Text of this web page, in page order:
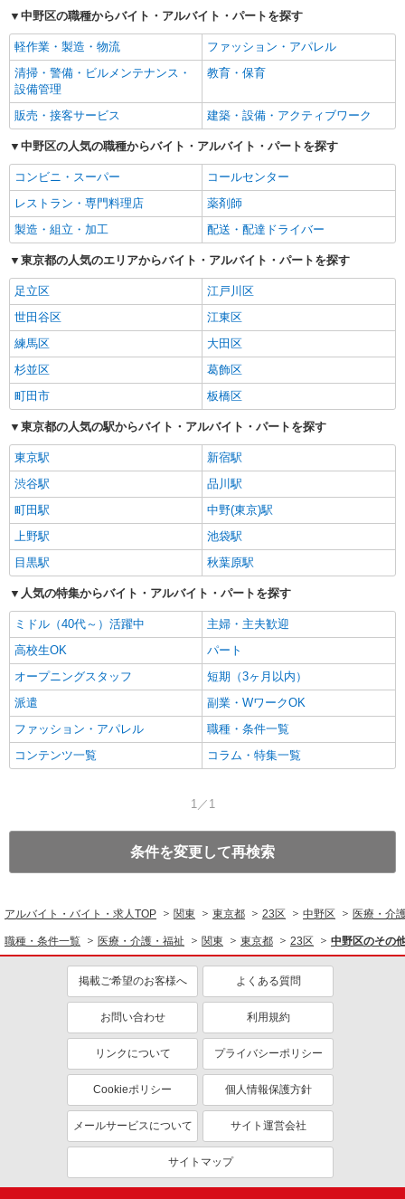
中野区の職種からバイト・アルバイト・パートを探す
軽作業・製造・物流
ファッション・アパレル
清掃・警備・ビルメンテナンス・
設備管理
教育・保育
販売・接客サービス 建築・設備・アクティブワーク
中野区の人気の職種からバイト・アルバイト・パートを探す
コンビニ・スーパー
コールセンター
レストラン・専門料理店
薬剤師
製造・組立・加工
配送・配達ドライバー
東京都の人気のエリアからバイト・アルバイト・パートを探す
足立区
江戸川区
世田谷区
江東区
練馬区
大田区
杉並区
葛飾区
町田市
板橋区
東京都の人気の駅からバイト・アルバイト・パートを探す
東京駅
新宿駅
渋谷駅
品川駅
町田駅
中野(東京)駅
上野駅
池袋駅
目黒駅
秋葉原駅
人気の特集からバイト・アルバイト・パートを探す
ミドル（40代～）活躍中
主婦・主夫歓迎
高校生OK
パート
オープニングスタッフ
短期（3ヶ月以内）
派遣
副業・WワークOK
ファッション・アパレル
職種・条件一覧
コンテンツ一覧
コラム・特集一覧
1／1
条件を変更して再検索
アルバイト・バイト・求人TOP 関東 東京都 23区 中野区 医療・介
職種・条件一覧 医療・介護・福祉 関東 東京都 23区 中野区のその
掲載ご希望のお客様へ よくある質問
お問い合わせ 利用規約
リンクについて プライバシーポリシー
Cookieポリシー 個人情報保護方針
メールサービスについて サイト運営会社
サイトマップ